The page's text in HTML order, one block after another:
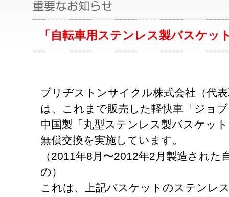
「自転車用ステンレス製バスケッ
ブリヂストンサイクル株式会社（
は、これまで販売した軽快車「ジョ
中国製「丸型ステンレス製バスケッ
無償交換を実施しています。
（2011年8月〜2012年2月製造され
の）
これは、上記バスケットのステンレ